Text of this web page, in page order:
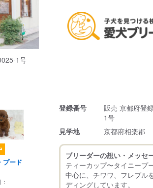
1号
プード
登録番号
販売 京都府登
1号
見学地
京都府相楽郡
ブリーダーの想い・メッセ
ティーカップ〜タイニープ
中心に、チワワ、フレブル
ディングしています。